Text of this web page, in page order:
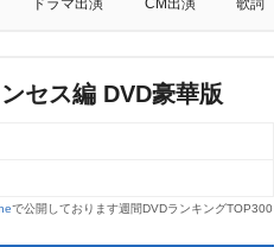
ドラマ出演 CM出演 歌詞
セス編 DVD豪華版
で公開しております週間DVDランキングTOP300